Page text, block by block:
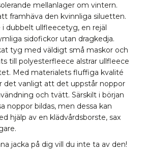
mellanlager om vintern.
framhäva den kvinnliga siluetten.
i dubbelt ullfleecetyg, en rejäl
sidofickor utan dragkedja.
tyg med väldigt små maskor och
till polyesterfleece alstrar ullfleece
Med materialets fluffiga kvalité
det vanligt att det uppstår noppor
och tvätt. Särskilt i början
noppor bildas, men dessa kan
hjälp av en klädvårdsborste, sax
jacka på dig vill du inte ta av den!